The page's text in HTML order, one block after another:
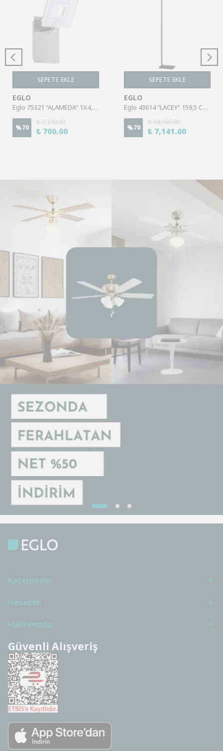
SEPETE EKLE
EGLO
Eglo 75321 "ALAMEDA" 1X4,5W Çelik Nikel Mat Sıva Üstü Spot
%70
₺ 2,370.00
₺ 700.00
SEPETE EKLE
EGLO
Eglo 43614 "LACEY" 159,5 Cm Yüksekliğinde Çelik, Ahşap Köşe Lambası Lambader
%70
₺ 24,166.00
₺ 7,141.00
Kategoriler
Hesabım
Hakkımızda
Güvenli Alışveriş